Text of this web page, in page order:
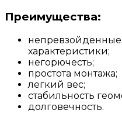
Преимущества:
характеристики;
негорючесть;
простота монтажа;
легкий вес;
стабильность
долговечность.